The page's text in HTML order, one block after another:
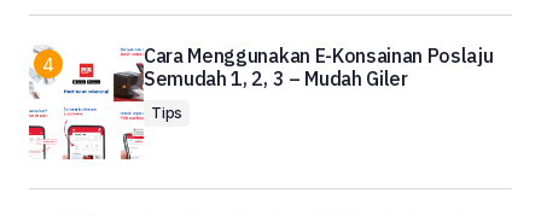
Cara Menggunakan E-Konsainan Poslaju
Semudah 1, 2, 3 – Mudah Giler
Tips